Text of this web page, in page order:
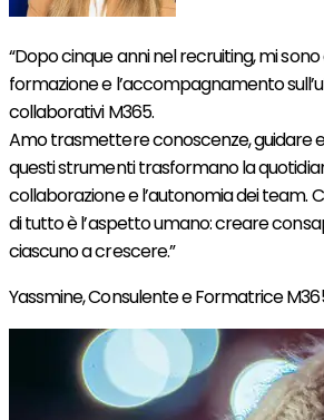
“Dopo cinque anni nel recruiting, mi
formazione e l’accompagnamento
collaborativi M365.
Amo trasmettere conoscenze, guidare
questi strumenti trasformano la
collaborazione e l’autonomia dei team.
di tutto è l’aspetto umano: creare
ciascuno a crescere.”
Yassmine,Consulente e Formatrice